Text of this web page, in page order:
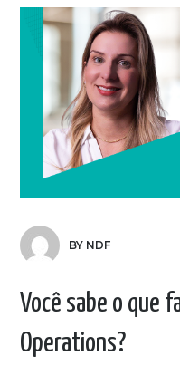
BY NDF
Você sabe o que
Operations?